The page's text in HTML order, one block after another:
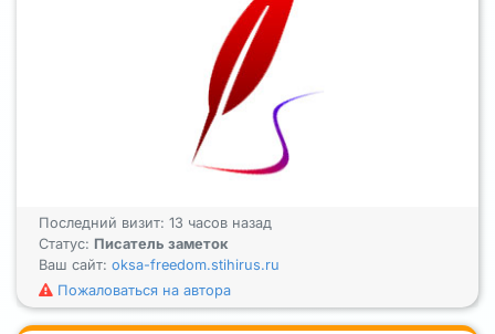
Последний визит: 13 часов назад
Статус: Писатель заметок
Ваш сайт: oksa-freedom.stihirus.ru
Пожаловаться на автора